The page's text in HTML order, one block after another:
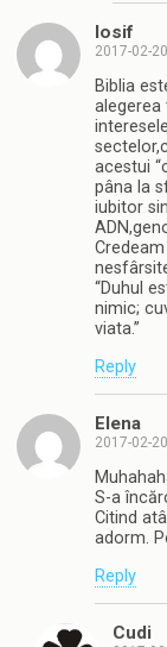
Iosif
2017-02-20
Biblia
alegerea
acestui
pâna la
iubitor
“Duhul
nimic;
viata.”
Reply
Elena
2017-02-20
S-a
Citind
adorm.
Reply
Cudi